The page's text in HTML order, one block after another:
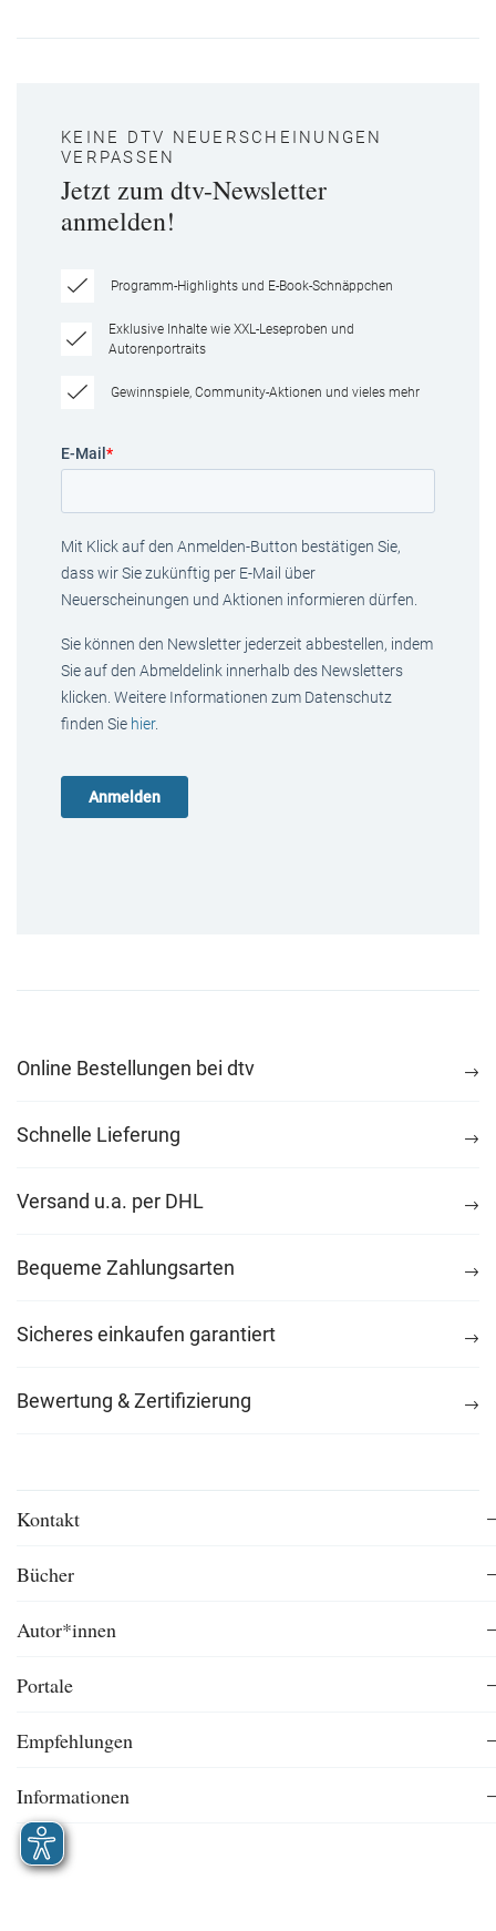
KEINE DTV NEUERSCHEINUNGEN
VERPASSEN
Jetzt zum dtv-Newsletter
anmelden!
Programm-Highlights und E-Book-Schnäppchen
Exklusive Inhalte wie XXL-Leseproben und
Autorenportraits
Gewinnspiele, Community-Aktionen und vieles mehr
E-Mail *
Mit Klick auf den Anmelden-Button bestätigen Sie,
dass wir Sie zukünftig per E-Mail über
Neuerscheinungen und Aktionen informieren dürfen.
Sie können den Newsletter jederzeit abbestellen, indem
Sie auf den Abmeldelink innerhalb des Newsletters
klicken. Weitere Informationen zum Datenschutz
finden Sie hier.
Online Bestellungen bei dtv
Schnelle Lieferung
Versand u.a. per DHL
Bequeme Zahlungsarten
Sicheres einkaufen garantiert
Bewertung & Zertifizierung
Kontakt
Bücher
Autor*innen
Portale
Empfehlungen
Informationen